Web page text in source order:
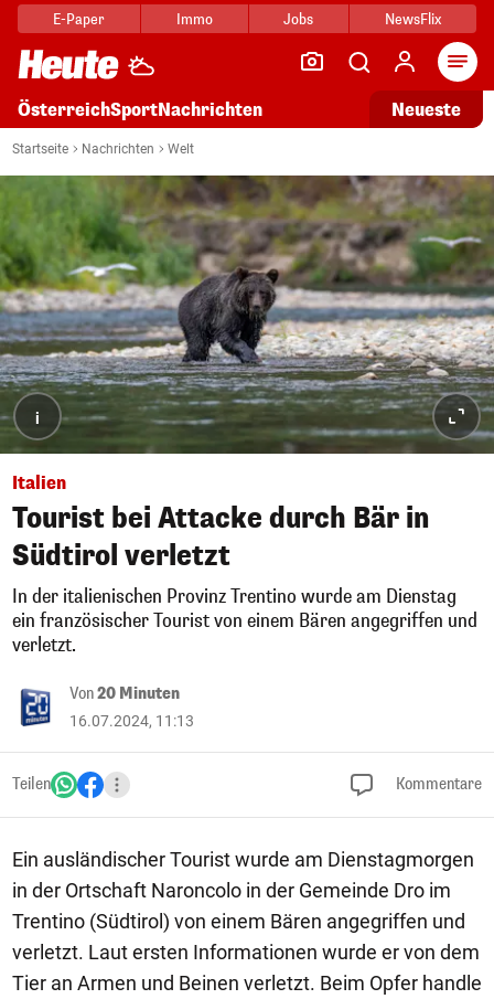
E-Paper Immo Jobs NewsFlix
ÖsterreichSportNachrichten Neueste
Startseite Nachrichten Welt
i
Italien
Tourist bei Attacke durch Bär in
Südtirol verletzt
In der italienischen Provinz Trentino wurde am Dienstag
ein französischer Tourist von einem Bären angegriffen und
verletzt.
Von20 Minuten
16.07.2024, 11:13
Teilen Kommentare
Ein ausländischer Tourist wurde am Dienstagmorgen
in der Ortschaft Naroncolo in der Gemeinde Dro im
Trentino (Südtirol) von einem Bären angegriffen und
verletzt. Laut ersten Informationen wurde er von dem
Tier an Armen und Beinen verletzt. Beim Opfer handle